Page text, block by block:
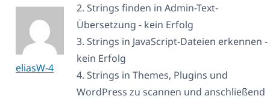
eliasW-4
2. Strings finden in Admin-Text-
Übersetzung - kein Erfolg
3. Strings in JavaScript-Dateien erkennen -
kein Erfolg
4. Strings in Themes, Plugins und
WordPress zu scannen und anschließend